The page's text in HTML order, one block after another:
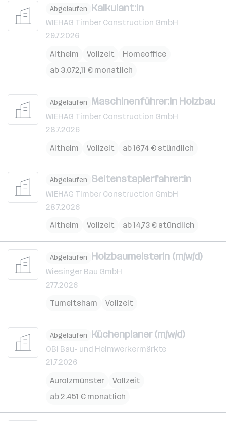
Abgelaufen Kalkulant:in
WIEHAG Timber Construction GmbH
29.7.2026
Altheim
Vollzeit
Homeoffice
ab 3.072,11 € monatlich
Abgelaufen Maschinenführer:in Holzbau
WIEHAG Timber Construction GmbH
28.7.2026
Altheim
Vollzeit ab 16,74 € stündlich
Abgelaufen Seitenstaplerfahrer:in
WIEHAG Timber Construction GmbH
28.7.2026
Altheim
Vollzeit ab 14,73 € stündlich
Abgelaufen Holzbau­meisterIn (m/w/d)
Wiesinger Bau GmbH
27.7.2026
Tumeltsham
Vollzeit
Abgelaufen Küchenplaner (m/w/d)
OBI Bau- und Heimwerkermärkte
21.7.2026
Aurolzmünster
Vollzeit
ab 2.451 € monatlich